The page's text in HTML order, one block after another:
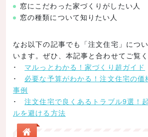
キッチン
トイレ
浴室・脱衣所
子供部屋
窓の種類別にメリット・デメリッ
掃き出し窓
窓にこだわった家づくりがしたい人
窓の種類について知りたい人
なお以下の記事でも「注文住宅」につ
います。ぜひ、本記事と合わせてご覧
･ マルっとわかる！家づくり超ガイド
･ 必要な予算がわかる！注文住宅の
事例
･注文住宅で良くあるトラブル9選！
ルを避ける方法